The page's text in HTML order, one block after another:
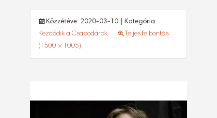
Közzétéve: 2020-03-10 | Kategória:
Kezdődik a Csapodárok
Teljes felbontás
(1500 × 1005)